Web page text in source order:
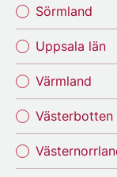
Sörmland
Uppsala län
Värmland
Västerbotten